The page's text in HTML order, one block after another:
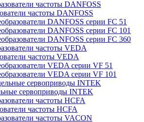
частоты DANFOSS
DANFOSS серии FC 51
DANFOSS серии FC 101
DANFOSS серии FC 360
частоты VEDA
VEDA серии VF 51
VEDA серии VF 101
сервоприводы INTEK
частоты HCFA